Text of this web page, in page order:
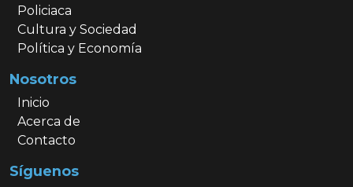
Policiaca
Cultura y Sociedad
Política y Economía
Nosotros
Inicio
Acerca de
Contacto
Síguenos